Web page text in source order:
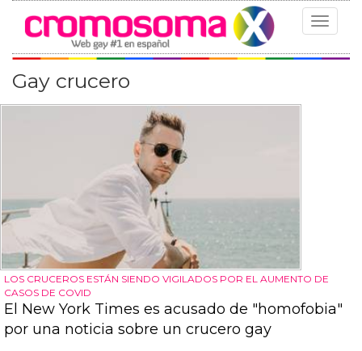
Toggle
Gay crucero
LOS CRUCEROS ESTÁN SIENDO VIGILADOS POR EL AUMENTO DE
CASOS DE COVID
El New York Times es acusado de "homofobia"
por una noticia sobre un crucero gay